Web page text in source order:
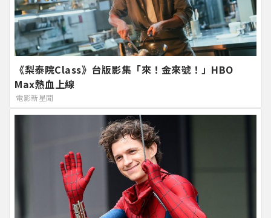
《梨泰院Class》台版影集「來！金來號！」HBO
Max熱血上線
電影新星聞